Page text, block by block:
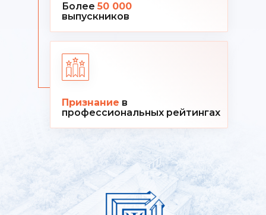
Более50 000
выпускников
Признание в
профессиональных рейтингах